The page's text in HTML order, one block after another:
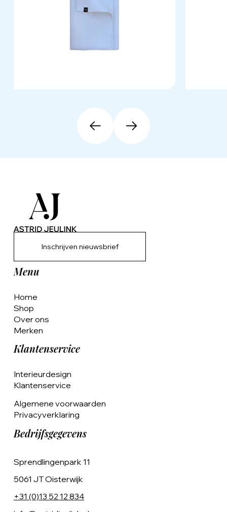
Inschrijven nieuwsbrief
Menu
Home
Shop
Over ons
Merken
Klantenservice
Interieurdesign
Klantenservice
Algemene voorwaarden
Privacyverklaring
Bedrijfsgegevens
Sprendlingenpark 11
5061 JT Oisterwijk
+31 (0)13 52 12 834